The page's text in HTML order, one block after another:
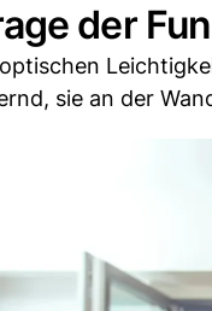
der
sie an der